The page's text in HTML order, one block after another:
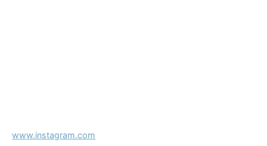
www.instagram.com